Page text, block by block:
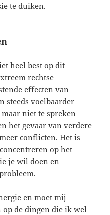
te duiken.
heel best op dit
rechtse
effecten van
steeds voelbaarder
niet te spreken
het gevaar van verdere
conflicten. Het is
op het
je wil doen en
en moet mij
de dingen die ik wel